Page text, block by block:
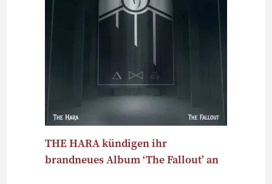
THE HARA kündigen ihr
brandneues Album ‘The Fallout’ an